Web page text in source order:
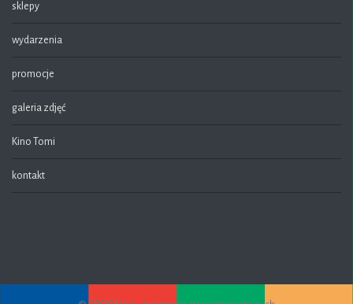
sklepy
wydarzenia
promocje
galeria zdjęć
Kino Tomi
kontakt